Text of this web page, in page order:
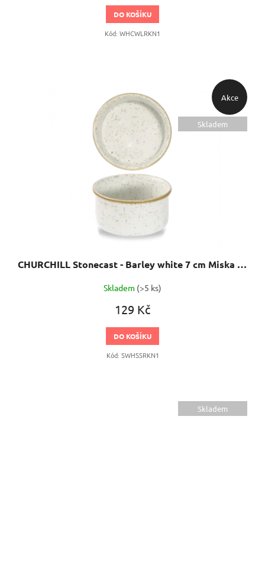
DO KOŠÍKU
Kód: WHCWLRKN1
Akce
Skladem
CHURCHILL Stonecast - Barley white 7 cm Miska ramekin
Skladem (>5 ks)
129 Kč
DO KOŠÍKU
Kód: SWHSSRKN1
Skladem